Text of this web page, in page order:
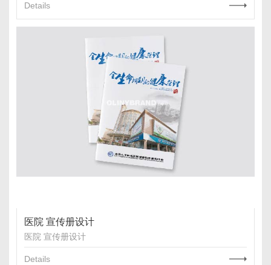
Details
医院 宣传册设计
医院 宣传册设计
Details